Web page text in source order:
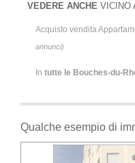
VEDERE ANCHE VICINO
Acquisto vendita
annunci)
In tutte le Bouches-du-
Qualche esempio di